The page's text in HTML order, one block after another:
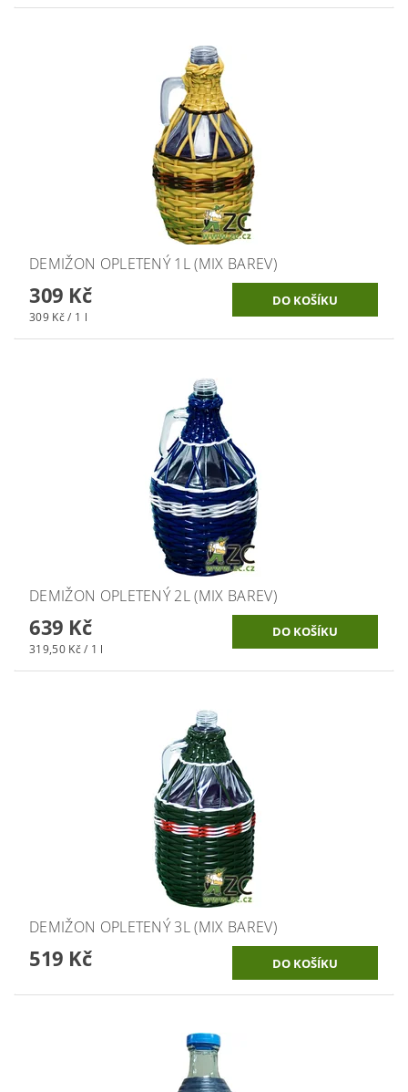
DEMIŽON OPLETENÝ 1L (MIX BAREV)
309 Kč
309 Kč / 1 l
DEMIŽON OPLETENÝ 2L (MIX BAREV)
639 Kč
319,50 Kč / 1 l
DEMIŽON OPLETENÝ 3L (MIX BAREV)
519 Kč